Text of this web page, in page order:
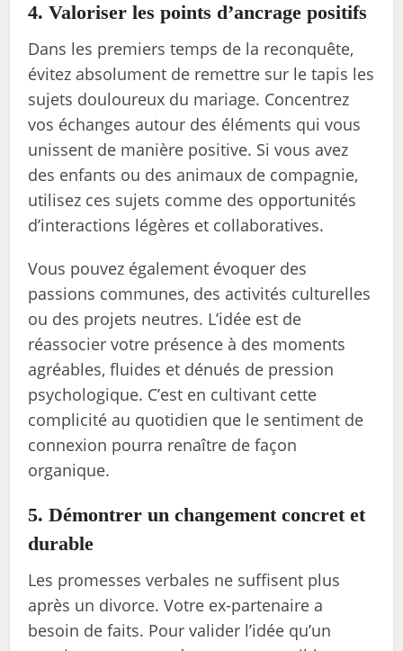
4. Valoriser les points d’ancrage positifs
Dans les premiers temps de la reconquête,
évitez absolument de remettre sur le tapis les
sujets douloureux du mariage. Concentrez
vos échanges autour des éléments qui vous
unissent de manière positive. Si vous avez
des enfants ou des animaux de compagnie,
utilisez ces sujets comme des opportunités
d’interactions légères et collaboratives.
Vous pouvez également évoquer des
passions communes, des activités culturelles
ou des projets neutres. L’idée est de
réassocier votre présence à des moments
agréables, fluides et dénués de pression
psychologique. C’est en cultivant cette
complicité au quotidien que le sentiment de
connexion pourra renaître de façon
organique.
5. Démontrer un changement concret et
durable
Les promesses verbales ne suffisent plus
après un divorce. Votre ex-partenaire a
besoin de faits. Pour valider l’idée qu’un